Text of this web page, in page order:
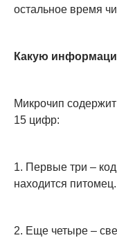
остальное время
Какую
Микрочип
15 цифр:
1. Первые три –
находится питомец.
2. Еще четыре –